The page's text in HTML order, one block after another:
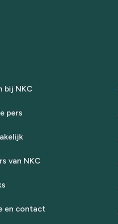
bij NKC
pers
van NKC
en contact